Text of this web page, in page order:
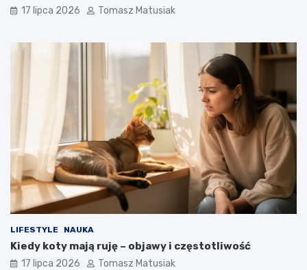
17 lipca 2026 Tomasz Matusiak
LIFESTYLE NAUKA
Kiedy koty mają ruję – objawy i częstotliwość
17 lipca 2026 Tomasz Matusiak